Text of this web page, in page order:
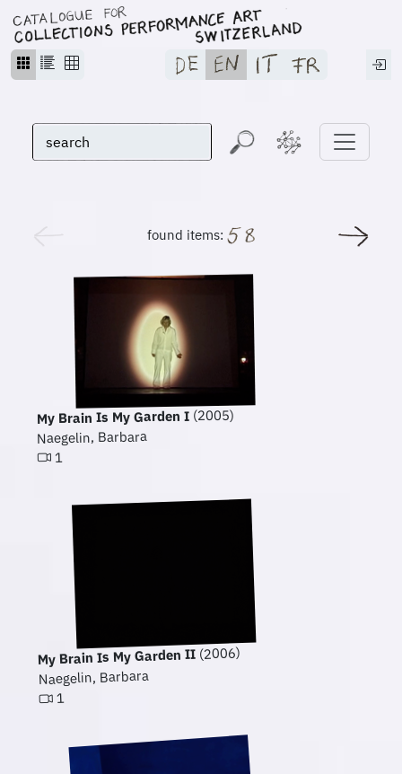
found items:
My Brain Is My Garden I(2005)
Naegelin, Barbara
1
My Brain Is My Garden II(2006)
Naegelin, Barbara
1